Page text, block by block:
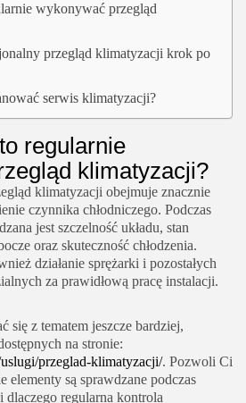
wykonywać przegląd
przegląd klimatyzacji krok po
serwis klimatyzacji?
regularnie
klimatyzacji?
klimatyzacji obejmuje znacznie
czynnika chłodniczego. Podczas
jest szczelność układu, stan
oraz skuteczność chłodzenia.
działanie sprężarki i pozostałych
za prawidłową pracę instalacji.
się z tematem jeszcze bardziej,
na stronie:
przeglad-klimatyzacji/. Pozwoli Ci
elementy są sprawdzane podczas
dlaczego regularna kontrola